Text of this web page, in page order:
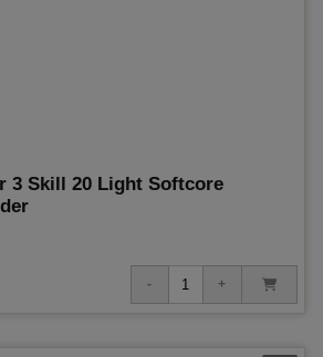
3 Skill 20 Light Softcore